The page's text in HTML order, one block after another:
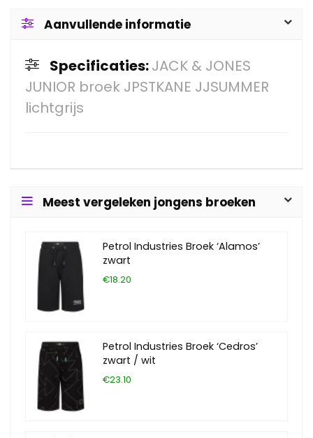
Aanvullende informatie
Specificaties:JACK & JONES
JUNIOR broek JPSTKANE JJSUMMER
lichtgrijs
Meest vergeleken jongens broeken
Petrol Industries Broek ‘Alamos’
zwart
€18.20
Petrol Industries Broek ‘Cedros’
zwart / wit
€23.10